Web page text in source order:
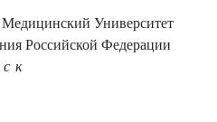
Университет
Российской Федерации